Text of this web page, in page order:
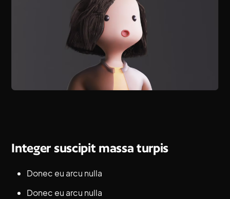
Integer suscipit massa turpis
Donec eu arcu nulla
Donec eu arcu nulla